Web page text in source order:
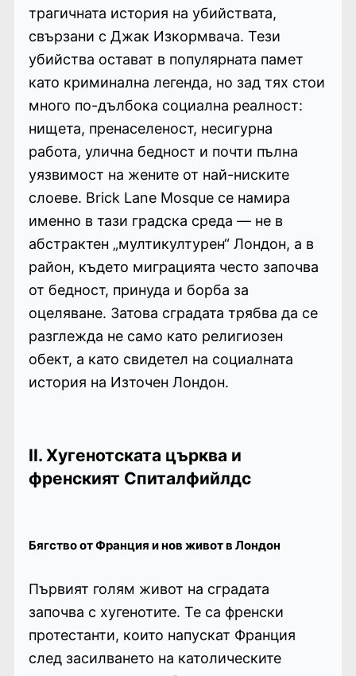
трагичната история на убийствата,
свързани с Джак Изкормвача. Тези
убийства остават в популярната памет
като криминална легенда, но зад тях стои
много по-дълбока социална реалност:
нищета, пренаселеност, несигурна
работа, улична бедност и почти пълна
уязвимост на жените от най-ниските
слоеве. Brick Lane Mosque се намира
именно в тази градска среда — не в
абстрактен „мултикултурен“ Лондон, а в
район, където миграцията често започва
от бедност, принуда и борба за
оцеляване. Затова сградата трябва да се
разглежда не само като религиозен
обект, а като свидетел на социалната
история на Източен Лондон.
II. Хугенотската църква и
френският Спиталфийлдс
Бягство от Франция и нов живот в Лондон
Първият голям живот на сградата
започва с хугенотите. Те са френски
протестанти, които напускат Франция
след засилването на католическите